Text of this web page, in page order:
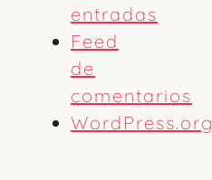
entradas
Feed
de
comentarios
WordPress.org